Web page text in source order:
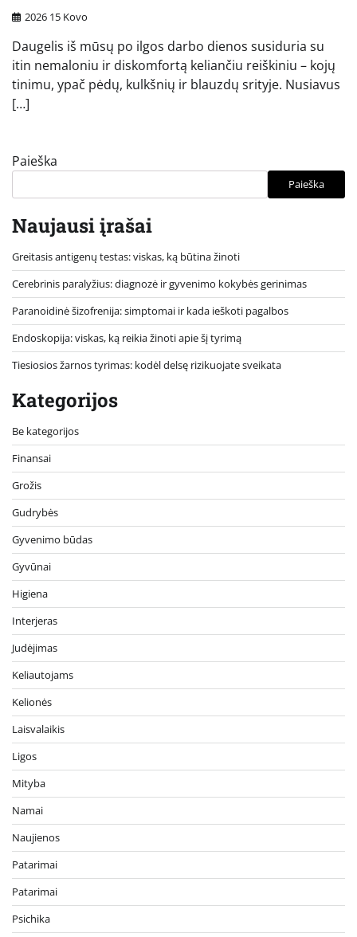
2026 15 Kovo
Daugelis iš mūsų po ilgos darbo dienos susiduria su
itin nemaloniu ir diskomfortą keliančiu reiškiniu – kojų
tinimu, ypač pėdų, kulkšnių ir blauzdų srityje. Nusiavus
[…]
Paieška
Paieška
Naujausi įrašai
Greitasis antigenų testas: viskas, ką būtina žinoti
Cerebrinis paralyžius: diagnozė ir gyvenimo kokybės gerinimas
Paranoidinė šizofrenija: simptomai ir kada ieškoti pagalbos
Endoskopija: viskas, ką reikia žinoti apie šį tyrimą
Tiesiosios žarnos tyrimas: kodėl delsę rizikuojate sveikata
Kategorijos
Be kategorijos
Finansai
Grožis
Gudrybės
Gyvenimo būdas
Gyvūnai
Higiena
Interjeras
Judėjimas
Keliautojams
Kelionės
Laisvalaikis
Ligos
Mityba
Namai
Naujienos
Patarimai
Patarimai
Psichika